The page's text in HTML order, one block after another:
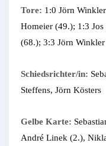
Tore: 1:0 Jörn
Homeier (49.); 1:3
(68.); 3:3 Jörn
Schiedsrichter/in:
Steffens, Jörn Kösters
Gelbe Karte:
André Linek (2.),